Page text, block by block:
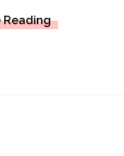
Reading